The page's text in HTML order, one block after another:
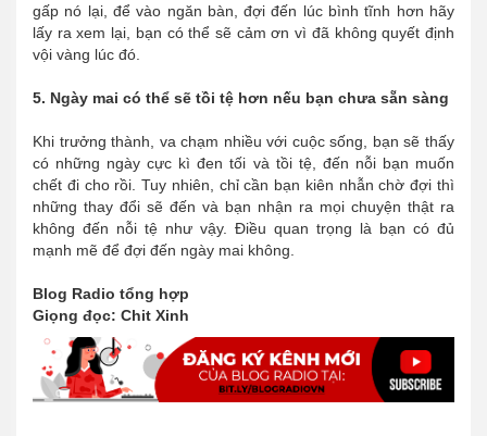
gấp nó lại, để vào ngăn bàn, đợi đến lúc bình tĩnh hơn hãy
lấy ra xem lại, bạn có thể sẽ cảm ơn vì đã không quyết định
vội vàng lúc đó.
5. Ngày mai có thể sẽ tồi tệ hơn nếu bạn chưa sẵn sàng
Khi trưởng thành, va chạm nhiều với cuộc sống, bạn sẽ thấy
có những ngày cực kì đen tối và tồi tệ, đến nỗi bạn muốn
chết đi cho rồi. Tuy nhiên, chỉ cần bạn kiên nhẫn chờ đợi thì
những thay đổi sẽ đến và bạn nhận ra mọi chuyện thật ra
không đến nỗi tệ như vậy. Điều quan trọng là bạn có đủ
mạnh mẽ để đợi đến ngày mai không.
Blog Radio tổng hợp
Giọng đọc: Chit Xinh